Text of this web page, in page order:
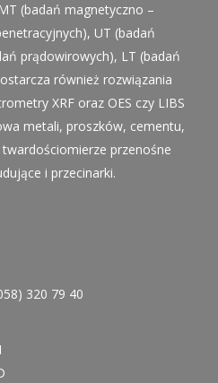
(badań magnetyczno –
UT (badań
prądowirowych), LT (badań
również rozwiązania
XRF oraz OES czy LIBS
metali, proszków, cementu,
przenośne
i przecinarki.
320 79 40